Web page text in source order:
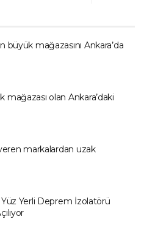
büyük mağazasını Ankara’da
mağazası olan Ankara’daki
markalardan uzak
Yerli Deprem İzolatörü